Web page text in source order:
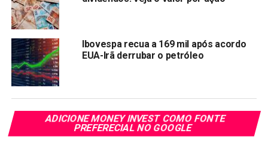
NÃO PERCA:
Ibovespa recua para mínima em três meses em dia
cheio de balançosIbovespa recua a 169 mil após acordo
EUA-Irã derrubar o petróleo
ADICIONE MONEY INVEST COMO FONTE
PREFERECIAL NO GOOGLE